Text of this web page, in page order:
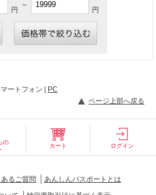
円
～
円
ートフォン |
PC
ページ上部へ戻る
の
カート ログイン
あるご質問
あんしんパスポートとは